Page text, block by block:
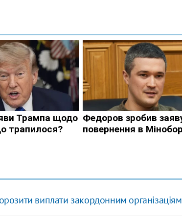
виплати закордонним організаціям